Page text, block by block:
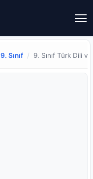
9. Sınıf / 9. Sınıf Türk Dili